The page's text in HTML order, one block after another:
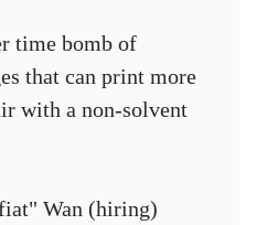
time bomb of
that can print more
with a non-solvent
Wan (hiring)